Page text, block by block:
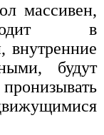
массивен,
в
внутренние
будут